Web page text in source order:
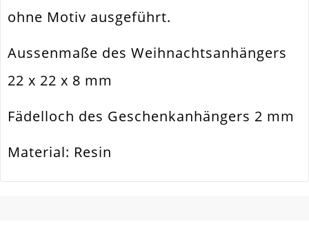
Ausführung Bemalt
Menge
ohne Motiv ausgeführt.
Aussenmaße des Weihnachtsanhängers
22 x 22 x 8 mm
Fädelloch des Geschenkanhängers 2 mm
Material: Resin